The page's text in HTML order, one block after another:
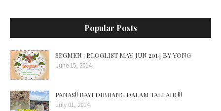
Popular Posts
SEGMEN : BLOGLIST MAY-JUN 2014 BY YONG
June 15, 2014
PANAS!! BAYI DIBUANG DALAM TALI AIR !!!
July 01, 2014